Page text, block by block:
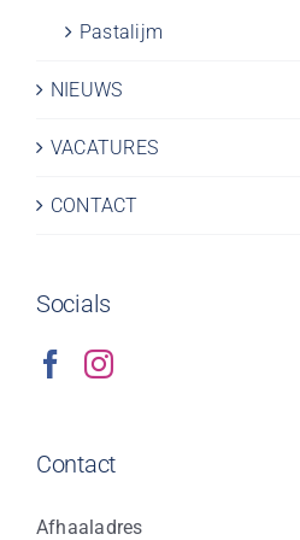
Pastalijm
NIEUWS
VACATURES
CONTACT
Socials
Contact
Afhaaladres